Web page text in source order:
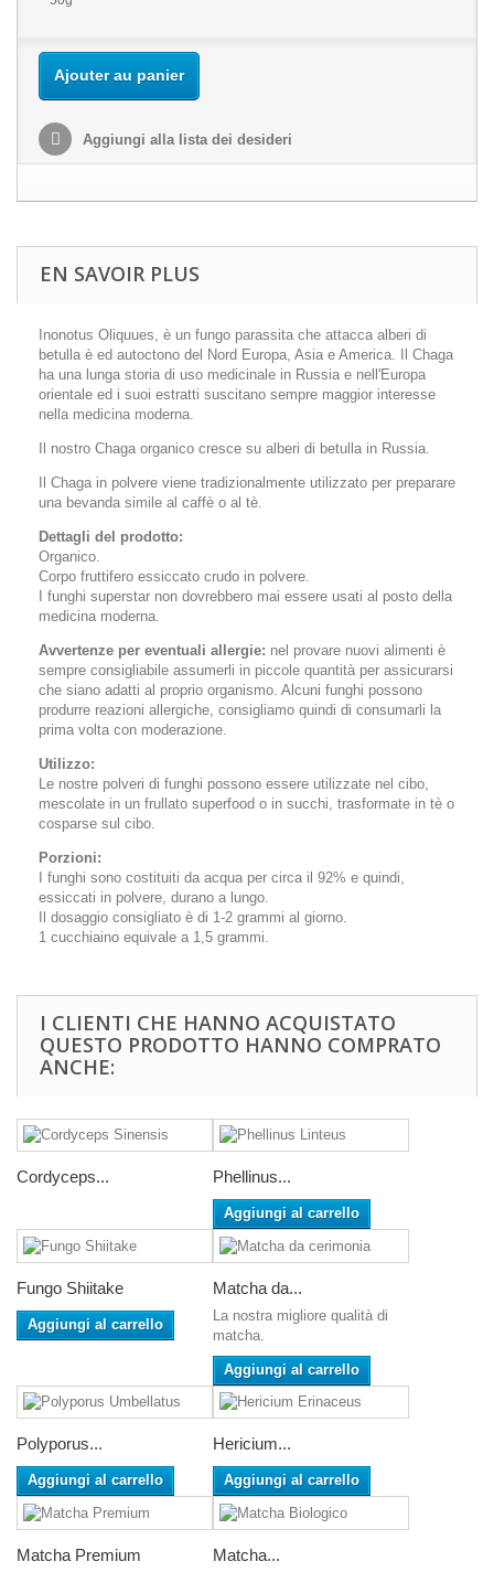
Ajouter au panier
Aggiungi alla lista dei desideri
EN SAVOIR PLUS
Inonotus Oliquues, è un fungo parassita che attacca alberi di
betulla è ed autoctono del Nord Europa, Asia e America. Il Chaga
ha una lunga storia di uso medicinale in Russia e nell'Europa
orientale ed i suoi estratti suscitano sempre maggior interesse
nella medicina moderna.
Il nostro Chaga organico cresce su alberi di betulla in Russia.
Il Chaga in polvere viene tradizionalmente utilizzato per preparare
una bevanda simile al caffè o al tè.
Dettagli del prodotto:
Organico.
Corpo fruttifero essiccato crudo in polvere.
I funghi superstar non dovrebbero mai essere usati al posto della
medicina moderna.
Avvertenze per eventuali allergie: nel provare nuovi alimenti è
sempre consigliabile assumerli in piccole quantità per assicurarsi
che siano adatti al proprio organismo. Alcuni funghi possono
produrre reazioni allergiche, consigliamo quindi di consumarli la
prima volta con moderazione.
Utilizzo:
Le nostre polveri di funghi possono essere utilizzate nel cibo,
mescolate in un frullato superfood o in succhi, trasformate in tè o
cosparse sul cibo.
Porzioni:
I funghi sono costituiti da acqua per circa il 92% e quindi,
essiccati in polvere, durano a lungo.
Il dosaggio consigliato è di 1-2 grammi al giorno.
1 cucchiaino equivale a 1,5 grammi.
I CLIENTI CHE HANNO ACQUISTATO
QUESTO PRODOTTO HANNO COMPRATO
ANCHE:
Cordyceps... Phellinus...
Aggiungi al carrello
Fungo Shiitake
Aggiungi al carrello
Matcha da...
La nostra migliore qualità di
matcha.
Aggiungi al carrello
Polyporus...
Aggiungi al carrello
Hericium...
Aggiungi al carrello
Matcha Premium Matcha...